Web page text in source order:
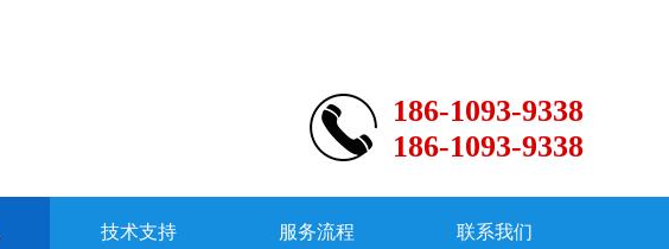
186-1093-9338
186-1093-9338
技术支持 服务流程 联系我们